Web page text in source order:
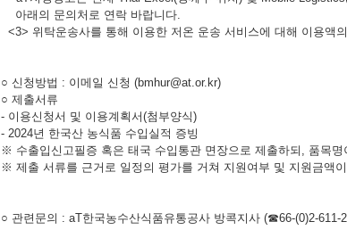
아래의 문의처로 연락 바랍니다.
<3> 위탁운송사를 통해 이용한 저온 운송 서비스에 대해 이용액
○ 신청방법 : 이메일 신청 (bmhur@at.or.kr)
○ 제출서류
- 이용신청서 및 이용계획서(첨부양식)
- 2024년 한국산 농식품 수입실적 증빙
※ 수출입신고필증 혹은 태국 수입통관 면장으로 제출하되, 품목
※ 제출 서류를 근거로 일정의 평가를 거쳐 지원여부 및 지원금액
○ 관련문의 : aT한국농수산식품유통공사 방콕지사 (☎66-(0)2-611-